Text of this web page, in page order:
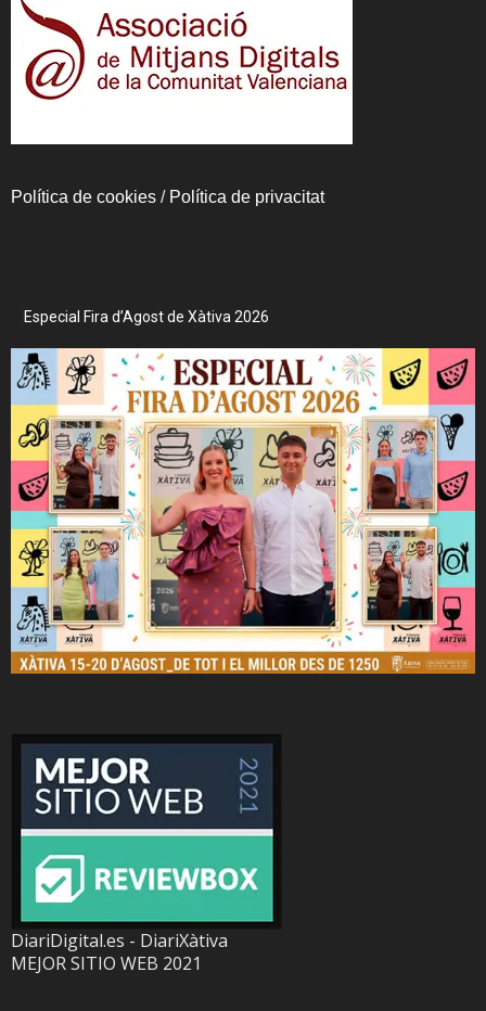
Política de cookies / Política de privacitat
Especial Fira d’Agost de Xàtiva 2026
DiariDigital.es - DiariXàtiva
MEJOR SITIO WEB 2021